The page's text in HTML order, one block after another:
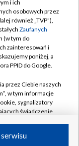
i ich
osobowych przez
również „TVP”),
Zaufanych
(w tym do
zainteresowań i
poniżej, a
PPID do Google.
przez Ciebie naszych
w tym informacje
sygnalizatory
świadczenie